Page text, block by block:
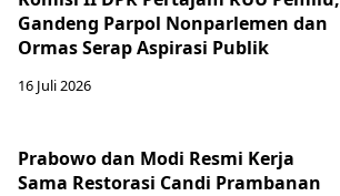
Gandeng Parpol Nonparlemen dan
Ormas Serap Aspirasi Publik
16 Juli 2026
Prabowo dan Modi Resmi Kerja
Sama Restorasi Candi Prambanan